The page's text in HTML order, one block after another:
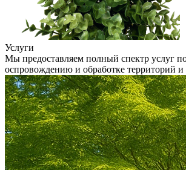
Услуги
Мы предоставляем полный спектр услуг
оспровождению и обработке территорий и